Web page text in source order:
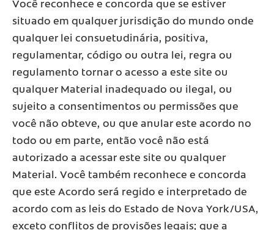
situado em qualquer jurisdição do mundo onde
qualquer lei consuetudinária, positiva,
regulamentar, código ou outra lei, regra ou
regulamento tornar o acesso a este site ou
qualquer Material inadequado ou ilegal, ou
sujeito a consentimentos ou permissões que
você não obteve, ou que anular este acordo no
todo ou em parte, então você não está
autorizado a acessar este site ou qualquer
Material. Você também reconhece e concorda
que este Acordo será regido e interpretado de
acordo com as leis do Estado de Nova York/USA,
exceto conflitos de provisões legais; que a